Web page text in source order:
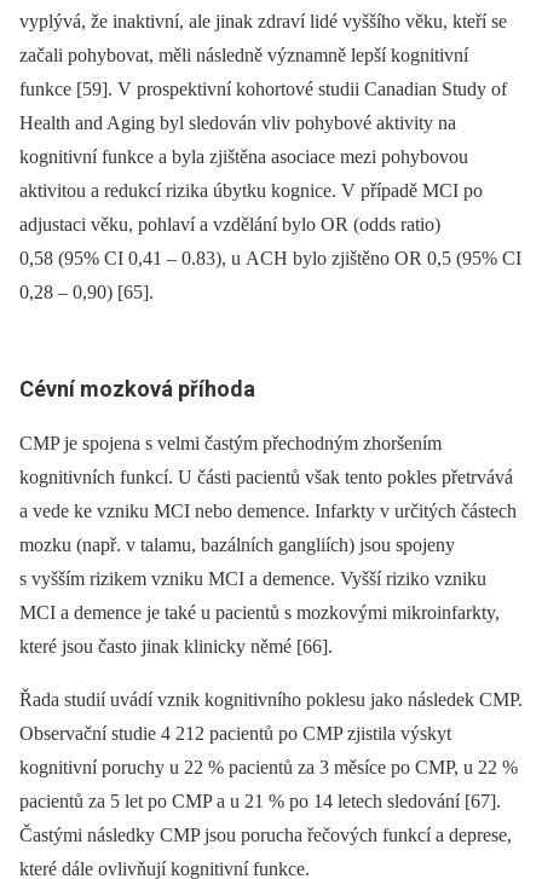
vyplývá, že inaktivní, ale jinak zdraví lidé vyššího věku, kteří se
začali pohybovat, měli následně významně lepší kognitivní
funkce [59]. V prospektivní kohortové studii Canadian Study of
Health and Aging byl sledován vliv pohybové aktivity na
kognitivní funkce a byla zjištěna asociace mezi pohybovou
aktivitou a redukcí rizika úbytku kognice. V případě MCI po
adjustaci věku, pohlaví a vzdělání bylo OR (odds ratio)
0,58 (95% CI 0,41 –⁠ 0.83), u ACH bylo zjištěno OR 0,5 (95% CI
0,28 –⁠ 0,90) [65].
Cévní mozková příhoda
CMP je spojena s velmi častým přechodným zhoršením
kognitivních funkcí. U části pacientů však tento pokles přetrvává
a vede ke vzniku MCI nebo demence. Infarkty v určitých částech
mozku (např. v talamu, bazálních gangliích) jsou spojeny
s vyšším rizikem vzniku MCI a demence. Vyšší riziko vzniku
MCI a demence je také u pacientů s mozkovými mikroinfarkty,
které jsou často jinak klinicky němé [66].
Řada studií uvádí vznik kognitivního poklesu jako následek CMP.
Observační studie 4 212 pacientů po CMP zjistila výskyt
kognitivní poruchy u 22 % pacientů za 3 měsíce po CMP, u 22 %
pacientů za 5 let po CMP a u 21 % po 14 letech sledování [67].
Častými následky CMP jsou porucha řečových funkcí a deprese,
které dále ovlivňují kognitivní funkce.